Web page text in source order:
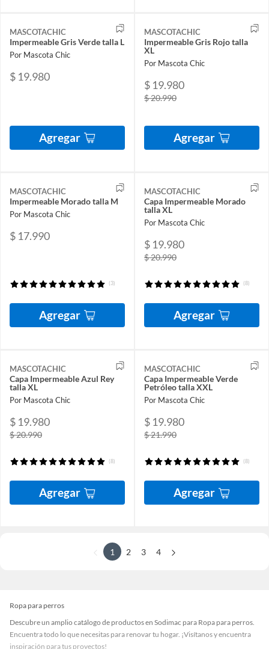
MASCOTACHIC
Impermeable Gris Verde talla L
Por Mascota Chic
$ 19.980
Agregar
MASCOTACHIC
Impermeable Gris Rojo talla
XL
Por Mascota Chic
$ 19.980
$ 20.990
Agregar
MASCOTACHIC
Impermeable Morado talla M
Por Mascota Chic
$ 17.990
(3)
Agregar
MASCOTACHIC
Capa Impermeable Morado
talla XL
Por Mascota Chic
$ 19.980
$ 20.990
(8)
Agregar
MASCOTACHIC
Capa Impermeable Azul Rey
talla XL
Por Mascota Chic
$ 19.980
$ 20.990
(8)
Agregar
MASCOTACHIC
Capa Impermeable Verde
Petróleo talla XXL
Por Mascota Chic
$ 19.980
$ 21.990
(8)
Agregar
1 2 3 4
Ropa para perros
Descubre un amplio catálogo de productos en Sodimac para Ropa para perros.
Encuentra todo lo que necesitas para renovar tu hogar. ¡Visítanos y encuentra
inspiración para tus proyectos!